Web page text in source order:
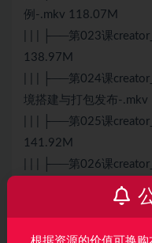
例-.mkv 118.07M
| | | ├──第023课
138.97M
| | | ├──第024课
境搭建与打包发布-.mkv
| | | ├──第025课
141.92M
| | | ├──第026课
| | | ├──第027课